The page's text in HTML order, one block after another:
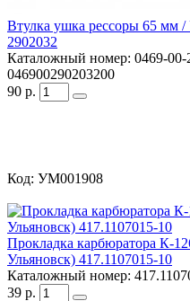
Втулка ушка рессоры 65 мм
2902032
Каталожный номер: 0469-00-
046900290203200
90 р.
Код: УМ001908
Прокладка карбюратора К-
Ульяновск) 417.1107015-10
Каталожный номер:
39 р.